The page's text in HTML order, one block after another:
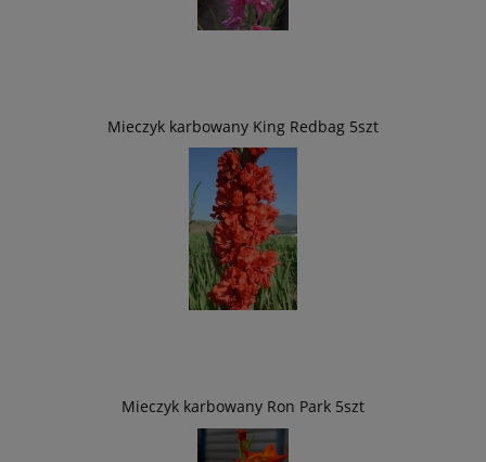
Mieczyk karbowany King Redbag 5szt
Mieczyk karbowany Ron Park 5szt